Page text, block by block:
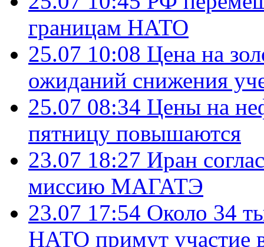
границам НАТО
25.07 10:08 Цена на
ожиданий снижения
25.07 08:34 Цены на
пятницу повышаются
23.07 18:27 Иран
миссию МАГАТЭ
23.07 17:54 Около 34
НАТО примут участие